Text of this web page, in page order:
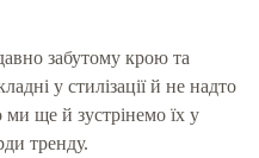
забутому крою та
у стилізації й не надто
ще й зустрінемо їх у
тренду.